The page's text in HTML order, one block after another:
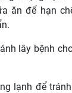
ăn để hạn
lây bệnh
lạnh để